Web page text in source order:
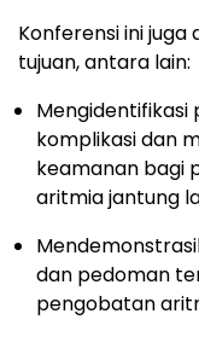
Konferensi ini
tujuan, antara lain:
Mengidentifikasi
komplikasi dan
keamanan bagi
aritmia jantung
dan pedoman
pengobatan